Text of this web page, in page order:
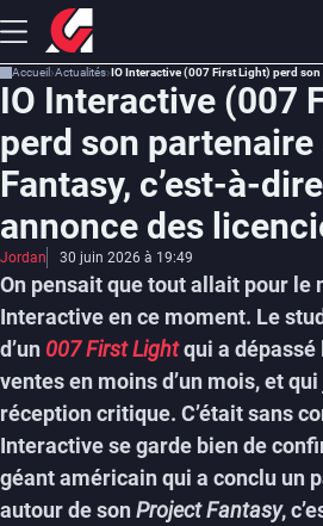
Accueil Actualités
IO Interactive (007
perd son
Fantasy, c’est-à-
annonce des
Jordan 30 juin 2026 à 19:49
On pensait que tout allait pour le
Interactive en ce moment. Le
d’un 007 First Lightqui a dépassé
ventes en moins d’un mois, et
réception critique. C’était sans
Interactive se garde bien de
géant américain qui a conclu un
autour de sonProject Fantasy,